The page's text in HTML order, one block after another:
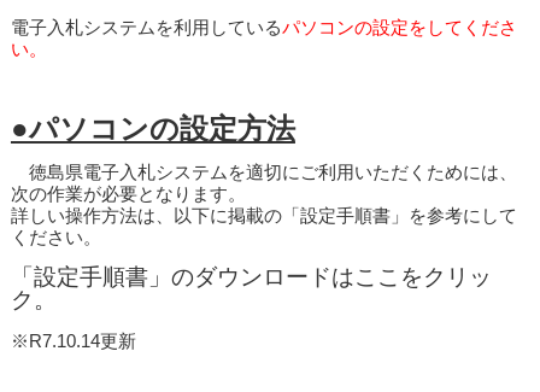
電子入札システムを利用しているパソコンの設定をしてくださ
い。
●パソコンの設定方法
徳島県電子入札システムを適切にご利用いただくためには、
次の作業が必要となります。
詳しい操作方法は、以下に掲載の「設定手順書」を参考にして
ください。
「設定手順書」のダウンロードはここをクリッ
ク。
※R7.10.14更新